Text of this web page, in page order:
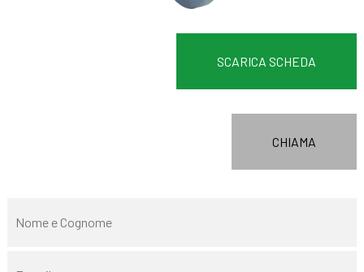
SCARICA SCHEDA
CHIAMA